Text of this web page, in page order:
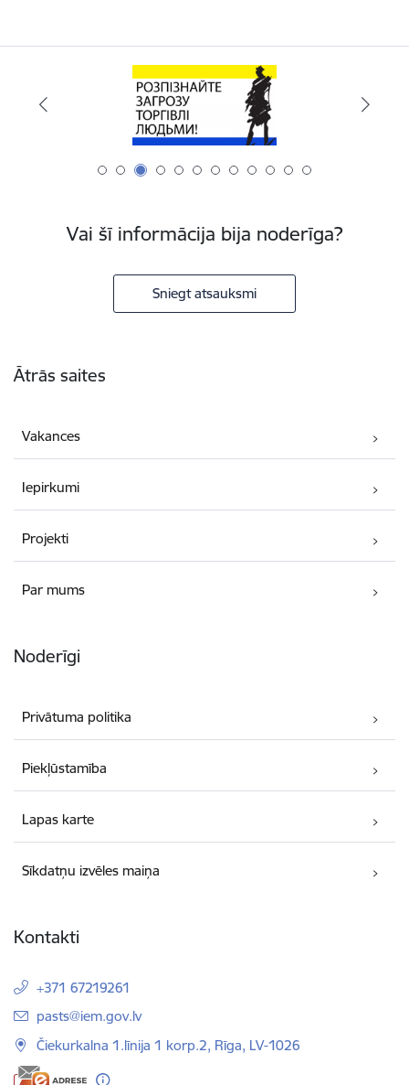
Vai šī informācija bija noderīga?
Sniegt atsauksmi
Ātrās saites
Vakances
Iepirkumi
Projekti
Par mums
Noderīgi
Privātuma politika
Piekļūstamība
Lapas karte
Sīkdatņu izvēles maiņa
Kontakti
+371 67219261
E-pasts:
pasts@iem.gov.lv
Čiekurkalna 1.līnija 1 korp.2, Rīga, LV-1026